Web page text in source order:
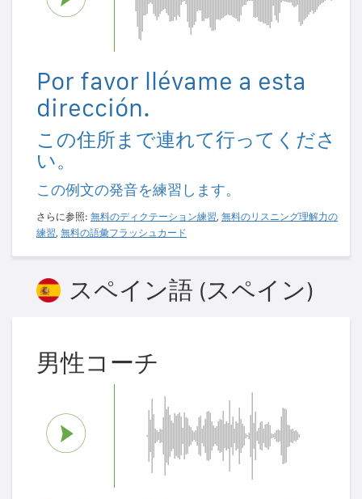
Por favor llévame a esta
dirección.
この住所まで連れて行ってくださ
い。
この例文の発音を練習します。
さらに参照: 無料のディクテーション練習, 無料のリスニング理解力の
練習, 無料の語彙フラッシュカード
スペイン語 (スペイン)
男性コーチ